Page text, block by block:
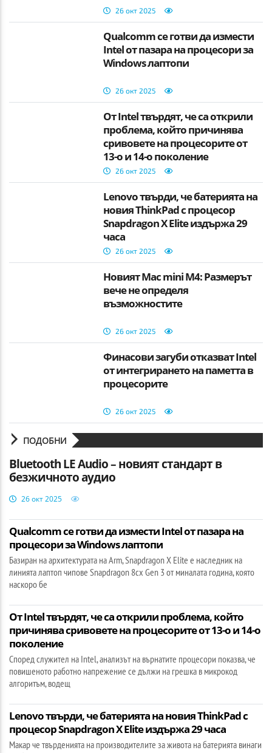
26 окт 2025
Qualcomm се готви да измести
Intel от пазара на процесори за
Windows лаптопи
26 окт 2025
От Intel твърдят, че са открили
проблема, който причинява
сривовете на процесорите от
13-о и 14-о поколение
26 окт 2025
Lenovo твърди, че батерията на
новия ThinkPad с процесор
Snapdragon X Elite издържа 29
часа
26 окт 2025
Новият Mac mini M4: Размерът
вече не определя
възможностите
26 окт 2025
Финасови загуби отказват Intel
от интегрирането на паметта в
процесорите
26 окт 2025
ПОДОБНИ
Bluetooth LE Audio – новият стандарт в
безжичното аудио
26 окт 2025
Qualcomm се готви да измести Intel от пазара на
процесори за Windows лаптопи
Базиран на архитектурата на Arm, Snapdragon X Elite е наследник на
линията лаптоп чипове Snapdragon 8cx Gen 3 от миналата година, която
наскоро бе
От Intel твърдят, че са открили проблема, който
причинява сривовете на процесорите от 13-о и 14-о
поколение
Според служител на Intel, анализът на върнатите процесори показва, че
повишеното работно напрежение се дължи на грешка в микрокод
алгоритъм, водещ
Lenovo твърди, че батерията на новия ThinkPad с
процесор Snapdragon X Elite издържа 29 часа
Макар че твърденията на производителите за живота на батерията винаги